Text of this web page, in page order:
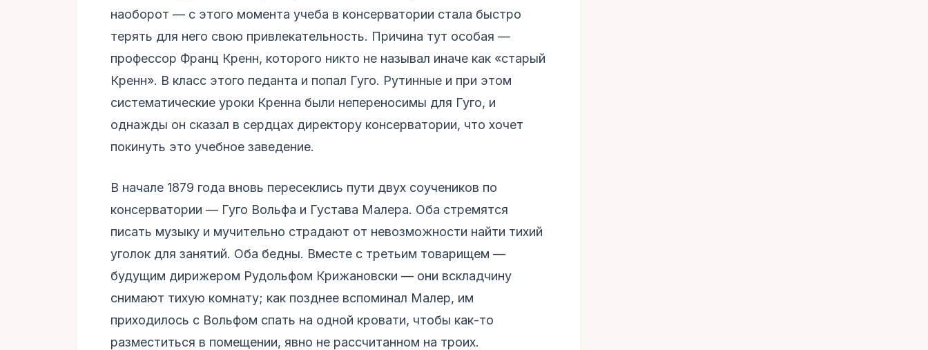
наоборот — с этого момента учеба в консерватории стала быстро
терять для него свою привлекательность. Причина тут особая —
профессор Франц Кренн, которого никто не называл иначе как «старый
Кренн». В класс этого педанта и попал Гуго. Рутинные и при этом
систематические уроки Кренна были непереносимы для Гуго, и
однажды он сказал в сердцах директору консерватории, что хочет
покинуть это учебное заведение.
В начале 1879 года вновь пересеклись пути двух соучеников по
консерватории — Гуго Вольфа и Густава Малера. Оба стремятся
писать музыку и мучительно страдают от невозможности найти тихий
уголок для занятий. Оба бедны. Вместе с третьим товарищем —
будущим дирижером Рудольфом Крижановски — они вскладчину
снимают тихую комнату; как позднее вспоминал Малер, им
приходилось с Вольфом спать на одной кровати, чтобы как-то
разместиться в помещении, явно не рассчитанном на троих.